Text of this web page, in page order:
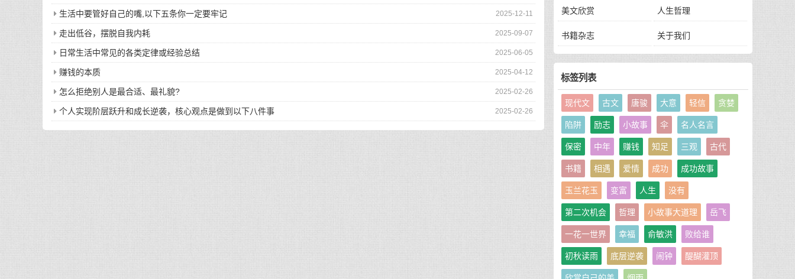
2025-12-11
生活中要管好自己的嘴,以下五条你一定要牢记
2025-09-07
走出低谷，摆脱自我内耗
2025-06-05
日常生活中常见的各类定律或经验总结
2025-04-12
赚钱的本质
2025-02-26
怎么拒绝别人是最合适、最礼貌?
2025-02-26
个人实现阶层跃升和成长逆袭，核心观点是做到以下八件事
美文欣赏 人生哲理
书籍杂志 关于我们
标签列表
现代文 古文 唐骏 大意 轻信 贪婪
陷阱 励志 小故事 伞 名人名言
保密 中年 赚钱 知足 三观 古代
书籍 相遇 爱情 成功 成功故事
玉兰花玉 变富 人生 没有
第二次机会 哲理 小故事大道理 岳飞
一花一世界 幸福 俞敏洪 败给谁
初秋读雨 底层逆袭 闹钟 醍醐灌顶